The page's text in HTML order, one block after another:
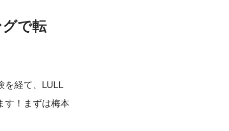
で転
を経て、LULL
す！まずは梅本